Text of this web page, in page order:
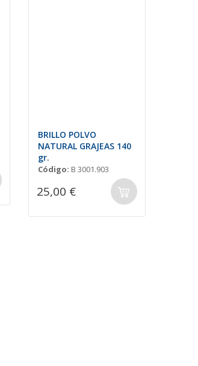
BRILLO POLVO
NATURAL GRAJEAS 140
gr.
Código: B 3001.903
25,00 €